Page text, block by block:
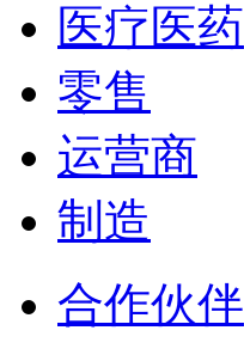
医疗医药
零售
运营商
制造
合作伙伴